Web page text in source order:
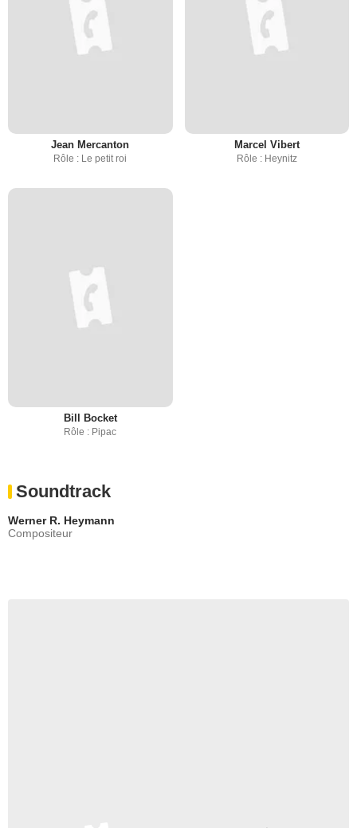
Jean Mercanton
Rôle : Le petit roi
Marcel Vibert
Rôle : Heynitz
Bill Bocket
Rôle : Pipac
Soundtrack
Werner R. Heymann
Compositeur